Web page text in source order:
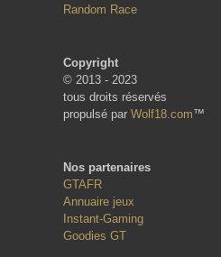
Random Race
Copyright
© 2013 - 2023
tous droits réservés
propulsé par Wolf18.com™
Nos partenaires
GTAFR
Annuaire jeux
Instant-Gaming
Goodies GT